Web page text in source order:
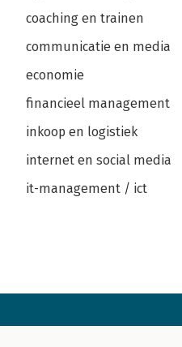
coaching en trainen
communicatie en media
economie
financieel management
inkoop en logistiek
internet en social media
it-management / ict